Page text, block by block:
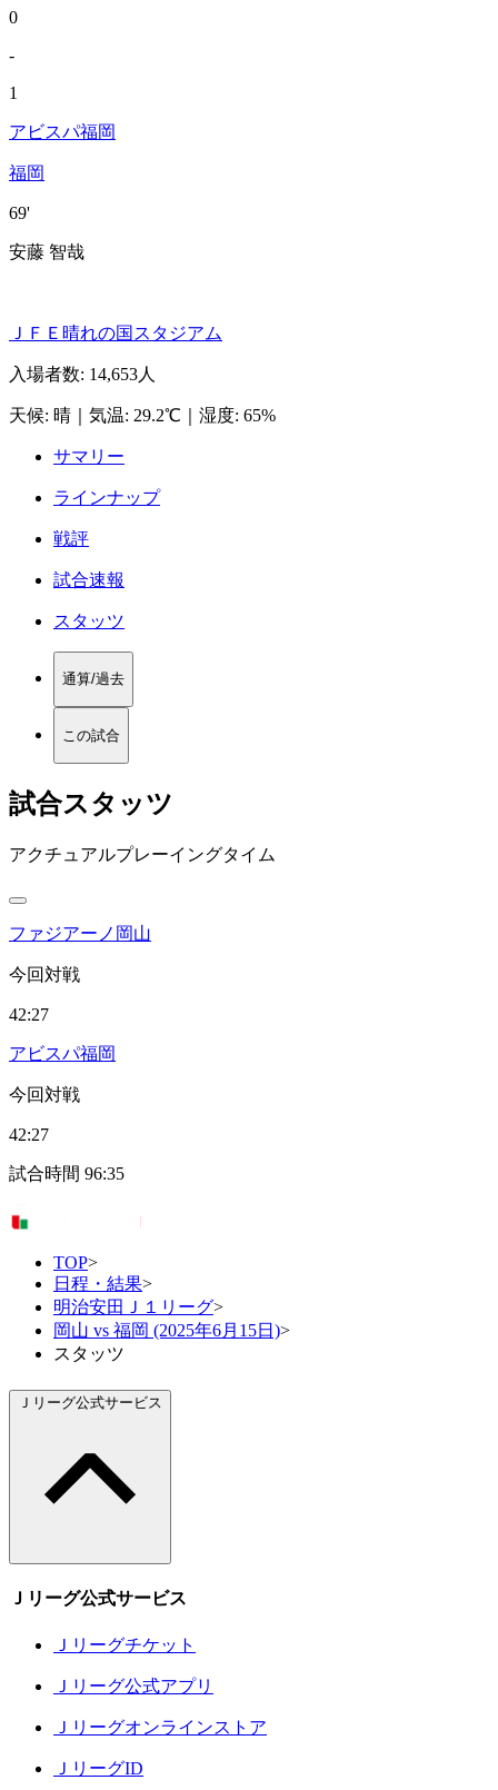
0
-
1
アビスパ福岡
福岡
69'
安藤 智哉
ＪＦＥ晴れの国スタジアム
入場者数: 14,653人
天候: 晴 気温: 29.2℃ 湿度: 65%
サマリー
ラインナップ
戦評
試合速報
スタッツ
通算/過去
この試合
試合スタッツ
アクチュアルプレーイングタイム
ファジアーノ岡山
今回対戦
42:27
アビスパ福岡
今回対戦
42:27
試合時間 96:35
TOP>
日程・結果>
明治安田Ｊ１リーグ>
岡山 vs 福岡 (2025年6月15日)>
スタッツ
Ｊリーグ公式サービス
Ｊリーグ公式サービス
Ｊリーグチケット
Ｊリーグ公式アプリ
Ｊリーグオンラインストア
ＪリーグID